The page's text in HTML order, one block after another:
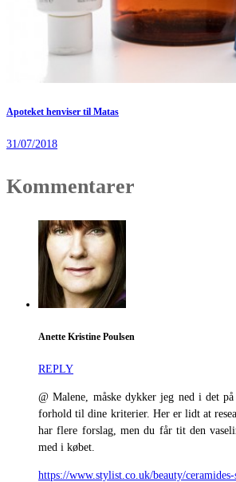
Apoteket henviser til Matas
31/07/2018
Kommentarer
Anette Kristine Poulsen
REPLY
@ Malene, måske dykker jeg ned i det
forhold til dine kriterier. Her er lidt at
har flere forslag, men du får tit den
med i købet.
https://www.stylist.co.uk/beauty/ceramides-